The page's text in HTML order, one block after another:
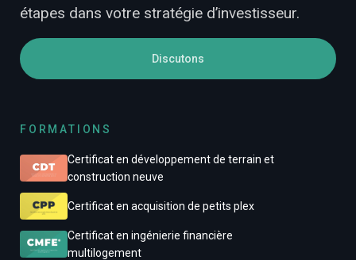
étapes dans votre stratégie d’investisseur.
Discutons
FORMATIONS
Certificat en développement de terrain et
construction neuve
Certificat en acquisition de petits plex
Certificat en ingénierie financière
multilogement